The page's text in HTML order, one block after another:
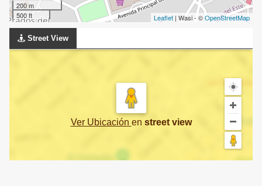
200 m
500 ft
Leaflet | Wasi - ©OpenStreetMap
Street View
Ver Ubicación en street view